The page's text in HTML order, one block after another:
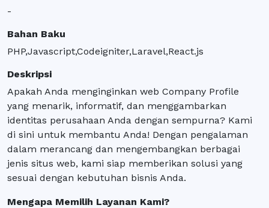
-
Bahan Baku
PHP,Javascript,Codeigniter,Laravel,React.js
Deskripsi
Apakah Anda menginginkan web Company Profile
yang menarik, informatif, dan menggambarkan
identitas perusahaan Anda dengan sempurna? Kami
di sini untuk membantu Anda! Dengan pengalaman
dalam merancang dan mengembangkan berbagai
jenis situs web, kami siap memberikan solusi yang
sesuai dengan kebutuhan bisnis Anda.
Mengapa Memilih Layanan Kami?